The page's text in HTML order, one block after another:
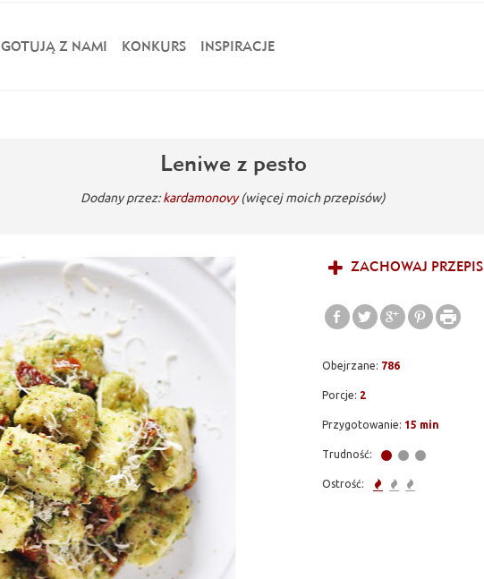
GOTUJĄ Z NAMI KONKURS INSPIRACJE
Leniwe z pesto
Dodany przez:kardamonovy (więcej moich przepisów)
ZACHOWAJ PRZEPIS
Obejrzane: 786
Porcje: 2
Przygotowanie: 15 min
Trudność:
Ostrość: